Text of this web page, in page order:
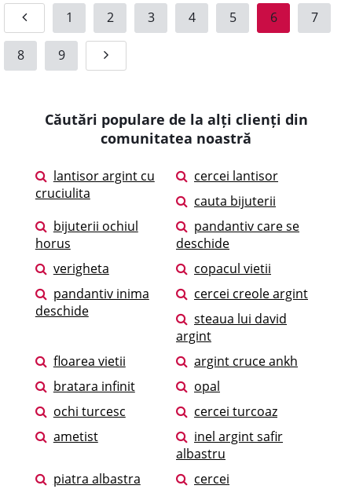
1 2 3 4 5 6 7
8 9
Căutări populare de la alți clienți din
comunitatea noastră
lantisor argint cu
cruciulita
cercei lantisor
cauta bijuterii
bijuterii ochiul
horus
pandantiv care se
deschide
verigheta
copacul vietii
pandantiv inima
deschide
cercei creole argint
steaua lui david
argint
floarea vietii
argint cruce ankh
bratara infinit
opal
ochi turcesc
cercei turcoaz
ametist
inel argint safir
albastru
piatra albastra
cercei